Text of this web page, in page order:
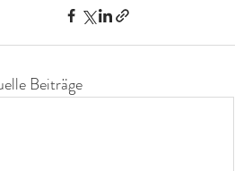
Beiträge